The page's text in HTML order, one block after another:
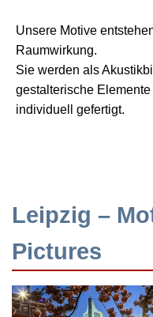
Unsere Motive
Raumwirkung.
Sie werden als
gestalterische
individuell gefertigt.
Leipzig –
Pictures